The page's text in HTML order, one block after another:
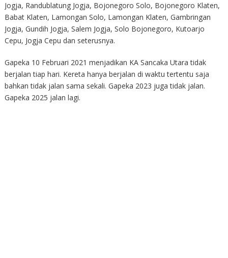
Jogja, Randublatung Jogja, Bojonegoro Solo, Bojonegoro Klaten,
Babat Klaten, Lamongan Solo, Lamongan Klaten, Gambringan
Jogja, Gundih Jogja, Salem Jogja, Solo Bojonegoro, Kutoarjo
Cepu, Jogja Cepu dan seterusnya.
Gapeka 10 Februari 2021 menjadikan KA Sancaka Utara tidak
berjalan tiap hari. Kereta hanya berjalan di waktu tertentu saja
bahkan tidak jalan sama sekali. Gapeka 2023 juga tidak jalan.
Gapeka 2025 jalan lagi.